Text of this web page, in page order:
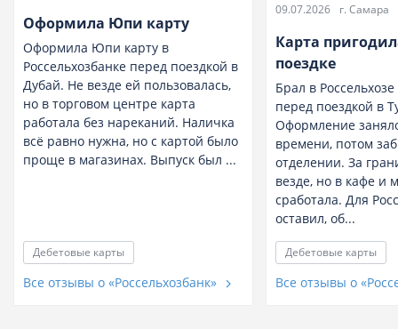
Оформила Юпи карту
Оформила Юпи карту в
Россельхозбанке перед поездкой в
Дубай. Не везде ей пользовалась,
но в торговом центре карта
работала без нареканий. Наличка
всё равно нужна, но с картой было
проще в магазинах. Выпуск был ...
Дебетовые карты
Все отзывы о «Россельхозбанк»
09.07.2026 г. Самара
Карта
поездке
Брал в
перед поездкой в
Оформление
времени, потом
отделении. За
везде, но в кафе и
сработала. Для
оставил, об...
Дебетовые карты
Все отзывы о